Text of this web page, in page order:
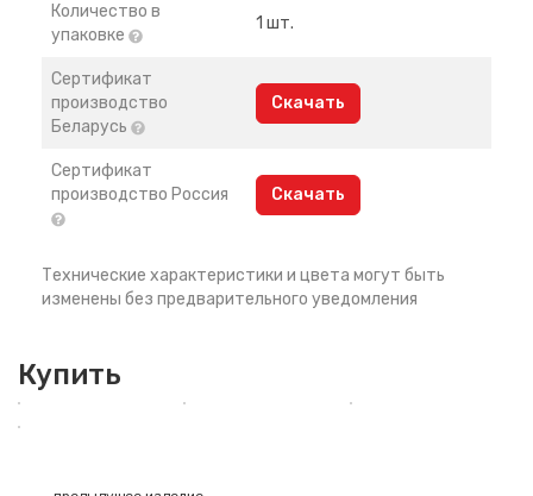
Количество в
упаковке
1 шт.
Сертификат
производство
Беларусь
Скачать
Сертификат
производство Россия
Скачать
Технические характеристики и цвета могут быть
изменены без предварительного уведомления
Купить